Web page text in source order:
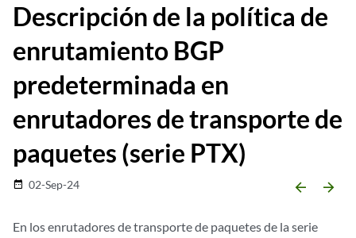
Descripción de la política de
enrutamiento BGP
predeterminada en
enrutadores de transporte de
paquetes (serie PTX)
date_range 02-Sep-24 arrow_backward arrow_forward
En los enrutadores de transporte de paquetes de la serie